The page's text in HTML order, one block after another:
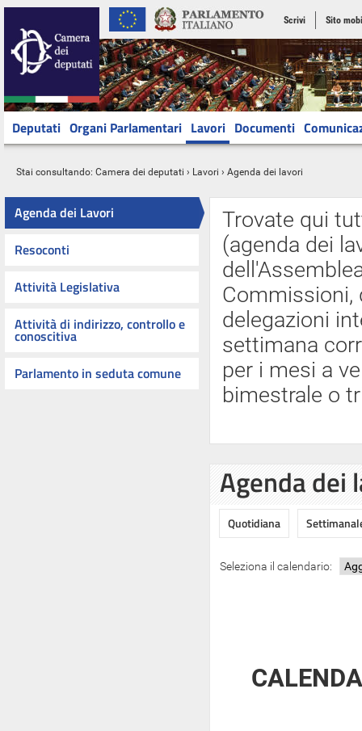
Scrivi Sito
Deputati Organi Parlamentari Lavori Documenti
Stai consultando: Camera dei deputati › Lavori › Agenda dei lavori
Agenda dei Lavori
Resoconti
Attività Legislativa
Attività di indirizzo, controllo e
conoscitiva
Parlamento in seduta comune
Trovate qui
(agenda dei
Commissioni,
delegazioni
settimana
per i mesi a
bimestrale o
Agenda dei
Quotidiana
Seleziona il calendario: